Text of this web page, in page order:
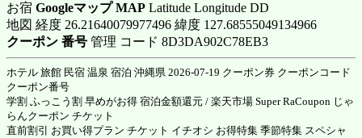
お宿 Googleマップ MAP Latitude Longitude DD
地図 経度 26.21640079977496 緯度 127.68555049134966
クーポン 番号 管理 コード 8D3DA902C78EB3
ホテル 旅館 民宿 温泉 宿泊 沖縄県 2026-07-19 クーポン券 クーポンコード
クーポン番号
学割 ふっこう割 早めがお得 宿泊金額還元 / 楽天市場 Super RaCoupon じゃ
らんクーポン チケット
直前割引 お買い得プラン チケット イチオシ お得特集 季節特集 スペシャ